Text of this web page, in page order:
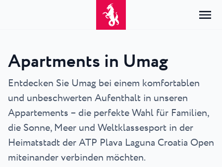
Home
Unterkunft
Nach Typ
Hotels
Appartements
Nach Reiseziel
Poreč
Umag
Resorts
Park Resort Plava Laguna
Erkunden
Anmelden
DEHrvatski
English
Deutsch
Apartments in Umag
Entdecken Sie Umag bei einem komfortablen
und unbeschwerten Aufenthalt in unseren
Appartements – die perfekte Wahl für Familien,
die Sonne, Meer und Weltklassesport in der
Heimatstadt der ATP Plava Laguna Croatia Open
miteinander verbinden möchten.